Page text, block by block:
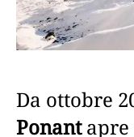
Da ottobre
Ponantapre